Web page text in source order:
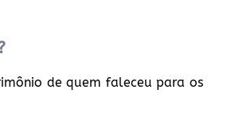
de quem faleceu para os